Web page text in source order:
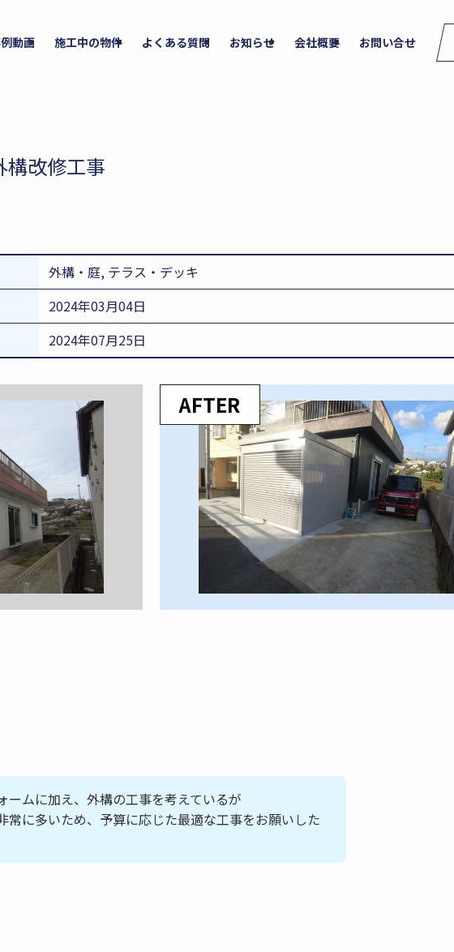
動画 施工中の物件 よくある質問 お知らせ 会社概要 お問い合せ
構改修工事
外構・庭, テラス・デッキ
2024年03月04日
2024年07月25日
AFTER
ームに加え、外構の工事を考えているが
常に多いため、予算に応じた最適な工事をお願いした